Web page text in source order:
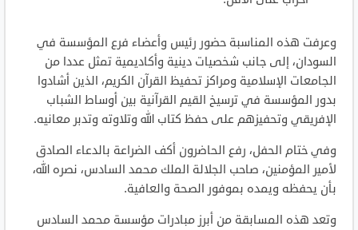
وعرفت هذه المناسبة حضور رئيس وأعضاء فرع المؤسسة في
السودان، إلى جانب شخصيات دينية وأكاديمية تمثل عددا من
الجامعات الإسلامية ومراكز تحفيظ القرآن الكريم، الذين أشادوا
بدور المؤسسة في ترسيخ القيم القرآنية بين أوساط الشباب
الإفريقي وتحفيزهم على حفظ كتاب الله وتلاوته وتدبر معانيه.
وفي ختام الحفل، رفع الحاضرون أكف الضراعة بالدعاء الصادق
لأمير المؤمنين، صاحب الجلالة الملك محمد السادس، نصره الله،
بأن يحفظه ويمده بموفور الصحة والعافية.
وتعد هذه المسابقة من أبرز مبادرات مؤسسة محمد السادس